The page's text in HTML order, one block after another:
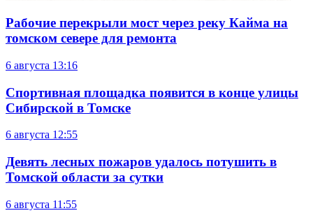
Рабочие перекрыли мост через реку Кайма на
томском севере для ремонта
6 августа 13:16
Спортивная площадка появится в конце улицы
Сибирской в Томске
6 августа 12:55
Девять лесных пожаров удалось потушить в
Томской области за сутки
6 августа 11:55